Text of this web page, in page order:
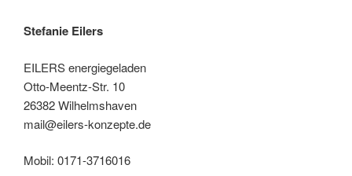
Stefanie Eilers
EILERS energiegeladen
Otto-Meentz-Str. 10
26382 Wilhelmshaven
mail@eilers-konzepte.de
Mobil: 0171-3716016